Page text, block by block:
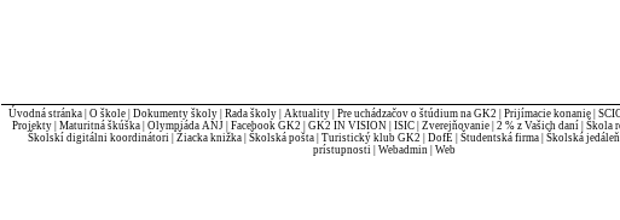
Úvodná stránka| O škole| Dokumenty školy| Rada školy| Aktuality| Pre uchádzačov o štúdium na GK2 Prijímacie konanie|
Projekty| Maturitná škúška| Olympiáda ANJ| Facebook GK2 GK2 IN VISION| ISIC| Zverejňovanie| 2 % z Vašich daní| Škola
Školskí digitálni koordinátori Žiacka knižka Školská pošta Turistický klub GK2 DofE Študentská firma Školská jedáleň
prístupnosti| Webadmin| Web